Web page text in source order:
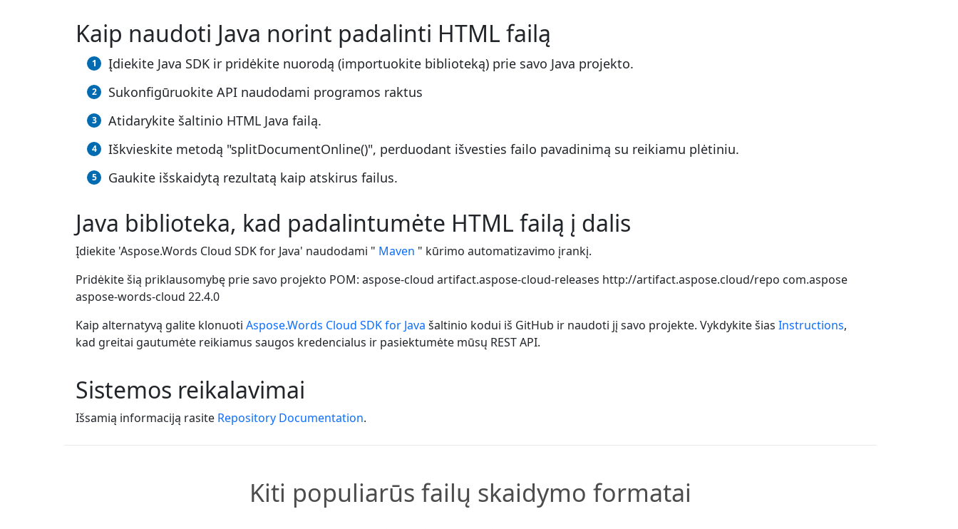
Kaip naudoti Java norint padalinti HTML failą
Įdiekite Java SDK ir pridėkite nuorodą (importuokite biblioteką) prie savo Java projekto.
Sukonfigūruokite API naudodami programos raktus
Atidarykite šaltinio HTML Java failą.
Iškvieskite metodą "splitDocumentOnline()", perduodant išvesties failo pavadinimą su reikiamu plėtiniu.
Gaukite išskaidytą rezultatą kaip atskirus failus.
Java biblioteka, kad padalintumėte HTML failą į dalis
Įdiekite 'Aspose.Words Cloud SDK for Java' naudodami " Maven " kūrimo automatizavimo įrankį.
Pridėkite šią priklausomybę prie savo projekto POM: aspose-cloud artifact.aspose-cloud-releases http://artifact.aspose.cloud/repo com.aspose
aspose-words-cloud 22.4.0
Kaip alternatyvą galite klonuoti Aspose.Words Cloud SDK for Java šaltinio kodui iš GitHub ir naudoti jį savo projekte. Vykdykite šias Instructions,
kad greitai gautumėte reikiamus saugos kredencialus ir pasiektumėte mūsų REST API.
Sistemos reikalavimai
Išsamią informaciją rasite Repository Documentation.
Kiti populiarūs failų skaidymo formatai